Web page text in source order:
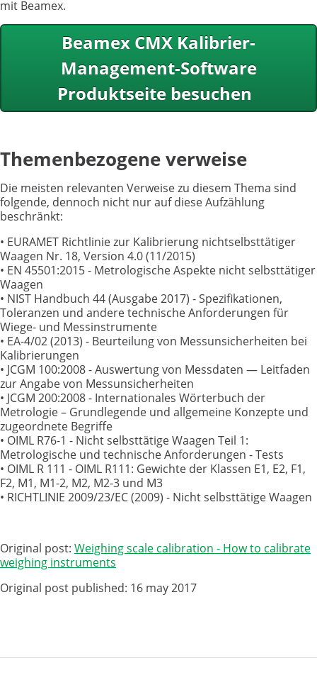
mit Beamex.
Beamex CMX Kalibrier-
Management-Software
Produktseite besuchen
Themenbezogene verweise
Die meisten relevanten Verweise zu diesem Thema sind
folgende, dennoch nicht nur auf diese Aufzählung
beschränkt:
• EURAMET Richtlinie zur Kalibrierung nichtselbsttätiger
Waagen Nr. 18, Version 4.0 (11/2015)
• EN 45501:2015 - Metrologische Aspekte nicht selbsttätiger
Waagen
• NIST Handbuch 44 (Ausgabe 2017) - Spezifikationen,
Toleranzen und andere technische Anforderungen für
Wiege- und Messinstrumente
• EA-4/02 (2013) - Beurteilung von Messunsicherheiten bei
Kalibrierungen
• JCGM 100:2008 - Auswertung von Messdaten — Leitfaden
zur Angabe von Messunsicherheiten
• JCGM 200:2008 - Internationales Wörterbuch der
Metrologie – Grundlegende und allgemeine Konzepte und
zugeordnete Begriffe
• OIML R76-1 - Nicht selbsttätige Waagen Teil 1:
Metrologische und technische Anforderungen - Tests
• OIML R 111 - OIML R111: Gewichte der Klassen E1, E2, F1,
F2, M1, M1-2, M2, M2-3 und M3
• RICHTLINIE 2009/23/EC (2009) - Nicht selbsttätige Waagen
Original post: Weighing scale calibration - How to calibrate
weighing instruments
Original post published: 16 may 2017